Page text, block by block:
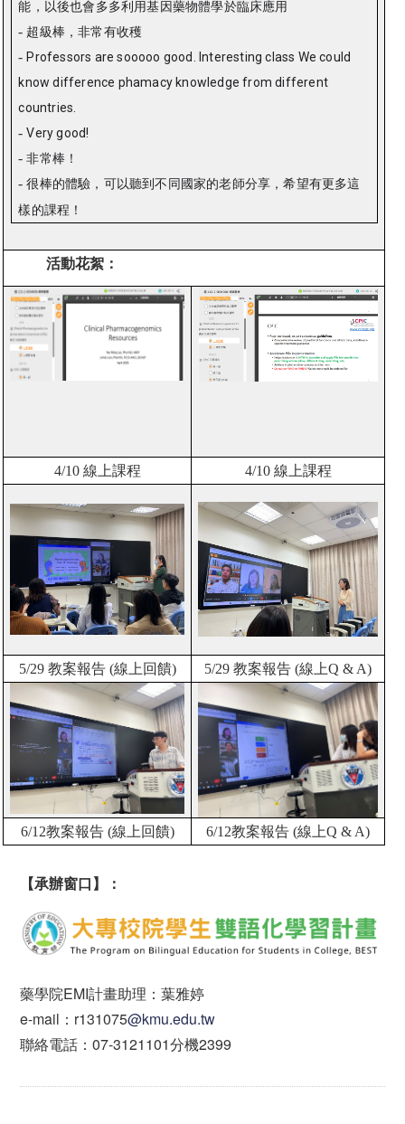
能，以後也會多多利用基因藥物體學於臨床應用
- 超級棒，非常有收穫
-Professors are sooooo good. Interesting class We could
know difference phamacy knowledge from different
countries.
-Very good!
-非常棒！
-很棒的體驗，可以聽到不同國家的老師分享，希望有更多這
樣的課程！
活動花絮：
4/10 線上課程 4/10 線上課程
5/29 教案報告(線上回饋) 5/29教案報告 (線上Q & A)
6/12教案報告(線上回饋) 6/12教案報告 (線上Q & A)
【承辦窗口】：
藥學院EMI計畫助理：葉雅婷
e-mail：r131075@kmu.edu.tw
聯絡電話：07-3121101分機2399